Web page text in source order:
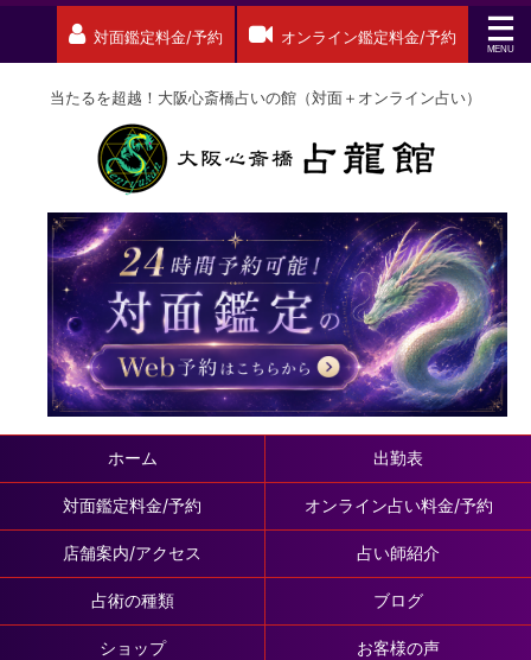
対面鑑定料金/予約 オンライン鑑定料金/予約
当たるを超越！大阪心斎橋占いの館（対面＋オンライン占い）
ホーム 出勤表
対面鑑定料金/予約 オンライン占い料金/予約
店舗案内/アクセス 占い師紹介
占術の種類 ブログ
ショップ お客様の声